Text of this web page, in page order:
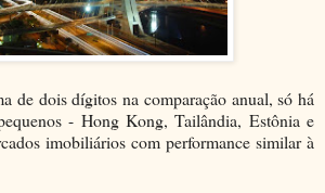
de dois dígitos na comparação anual, só há
- Hong Kong, Tailândia, Estônia e
imobiliários com performance similar à